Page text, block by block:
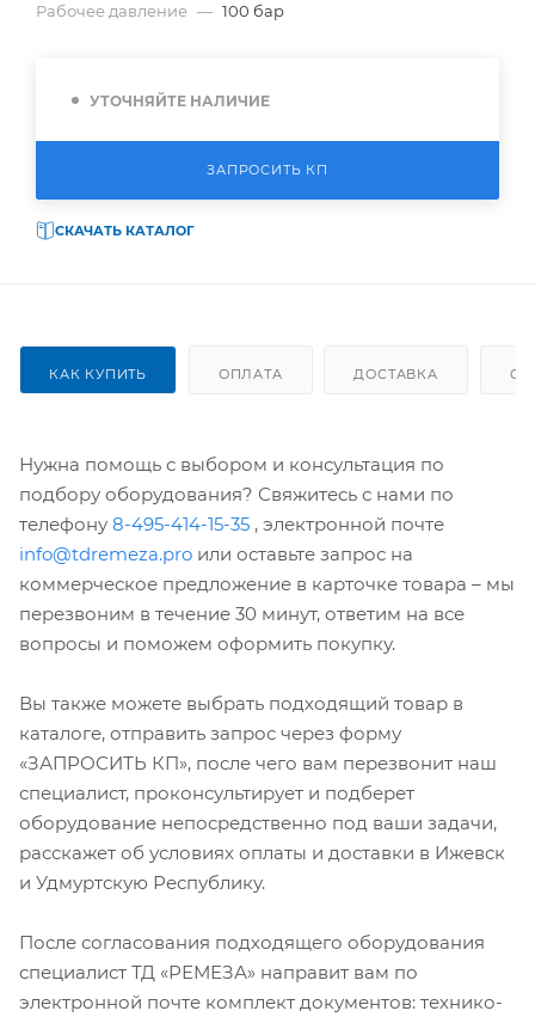
Рабочее давление — 100 бар
УТОЧНЯЙТЕ НАЛИЧИЕ
ЗАПРОСИТЬ КП
СКАЧАТЬ КАТАЛОГ
КАК КУПИТЬ ОПЛАТА ДОСТАВКА
Нужна помощь с выбором и консультация по
подбору оборудования? Свяжитесь с нами по
телефону 8-495-414-15-35 , электронной почте
info@tdremeza.pro или оставьте запрос на
коммерческое предложение в карточке товара – мы
перезвоним в течение 30 минут, ответим на все
вопросы и поможем оформить покупку.
Вы также можете выбрать подходящий товар в
каталоге, отправить запрос через форму
«ЗАПРОСИТЬ КП», после чего вам перезвонит наш
специалист, проконсультирует и подберет
оборудование непосредственно под ваши задачи,
расскажет об условиях оплаты и доставки в Ижевск
и Удмуртскую Республику.
После согласования подходящего оборудования
специалист ТД «РЕМЕЗА» направит вам по
электронной почте комплект документов: технико-